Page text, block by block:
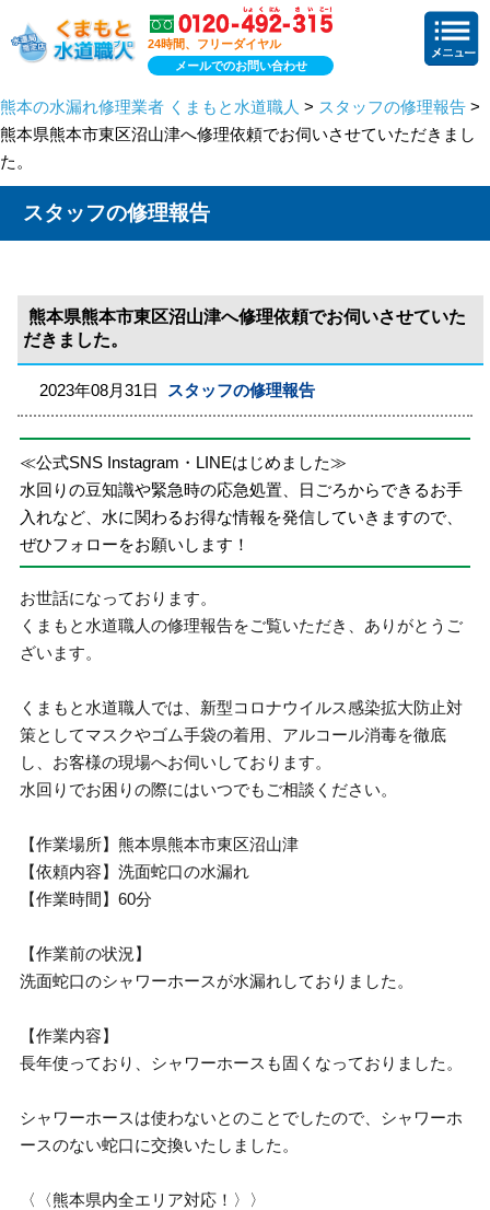
24時間、フリーダイヤル
メールでのお問い合わせ
熊本の水漏れ修理業者 くまもと水道職人 > スタッフの修理報告 >
熊本県熊本市東区沼山津へ修理依頼でお伺いさせていただきまし
た。
スタッフの修理報告
熊本県熊本市東区沼山津へ修理依頼でお伺いさせていた
だきました。
2023年08月31日 スタッフの修理報告
≪公式SNS Instagram・LINEはじめました≫
水回りの豆知識や緊急時の応急処置、日ごろからできるお手
入れなど、水に関わるお得な情報を発信していきますので、
ぜひフォローをお願いします！
お世話になっております。
くまもと水道職人の修理報告をご覧いただき、ありがとうご
ざいます。
くまもと水道職人では、新型コロナウイルス感染拡大防止対
策としてマスクやゴム手袋の着用、アルコール消毒を徹底
し、お客様の現場へお伺いしております。
水回りでお困りの際にはいつでもご相談ください。
【作業場所】熊本県熊本市東区沼山津
【依頼内容】洗面蛇口の水漏れ
【作業時間】60分
【作業前の状況】
洗面蛇口のシャワーホースが水漏れしておりました。
【作業内容】
長年使っており、シャワーホースも固くなっておりました。
シャワーホースは使わないとのことでしたので、シャワーホ
ースのない蛇口に交換いたしました。
〈〈熊本県内全エリア対応！〉〉